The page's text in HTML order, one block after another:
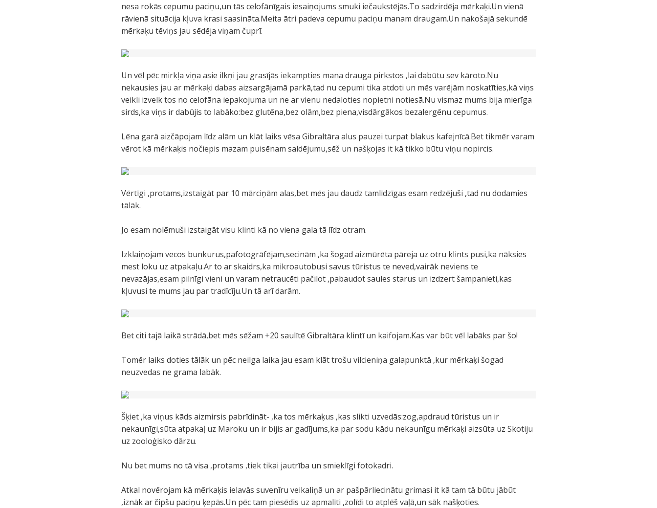
nesa rokās cepumu paciņu,un tās celofānīgais iesaiņojums smuki iečaukstējās.To sadzirdēja mērkaķi.Un vienā
rāvienā situācija kļuva krasi saasināta.Meita ātri padeva cepumu paciņu manam draugam.Un nakošajā sekundē
mērkaķu tēviņs jau sēdēja viņam čuprī.
Un vēl pēc mirkļa viņa asie ilkņi jau grasījās iekampties mana drauga pirkstos ,lai dabūtu sev kāroto.Nu
nekausies jau ar mērkaķi dabas aizsargājamā parkā,tad nu cepumi tika atdoti un mēs varējām noskatīties,kā viņs
veikli izvelk tos no celofāna iepakojuma un ne ar vienu nedaloties nopietni notiesā.Nu vismaz mums bija mierīga
sirds,ka viņs ir dabūjis to labāko:bez glutēna,bez olām,bez piena,visdārgākos bezalergēnu cepumus.
Lēna garā aizčāpojam līdz alām un klāt laiks vēsa Gibraltāra alus pauzei turpat blakus kafejnīcā.Bet tikmēr varam
vērot kā mērkaķis nočiepis mazam puisēnam saldējumu,sēž un našķojas it kā tikko būtu viņu nopircis.
Vērtīgi ,protams,izstaigāt par 10 mārciņām alas,bet mēs jau daudz tamlīdzīgas esam redzējuši ,tad nu dodamies
tālāk.
Jo esam nolēmuši izstaigāt visu klinti kā no viena gala tā līdz otram.
Izklaiņojam vecos bunkurus,pafotogrāfējam,secinām ,ka šogad aizmūrēta pāreja uz otru klints pusi,ka nāksies
mest loku uz atpakaļu.Ar to ar skaidrs,ka mikroautobusi savus tūristus te neved,vairāk neviens te
nevazājas,esam pilnīgi vieni un varam netraucēti pačilot ,pabaudot saules starus un izdzert šampanieti,kas
kļuvusi te mums jau par tradīcīju.Un tā arī darām.
Bet citi tajā laikā strādā,bet mēs sēžam +20 saulītē Gibraltāra klintī un kaifojam.Kas var būt vēl labāks par šo!
Tomēr laiks doties tālāk un pēc neilga laika jau esam klāt trošu vilcieniņa galapunktā ,kur mērkaķi šogad
neuzvedas ne grama labāk.
Šķiet ,ka viņus kāds aizmirsis pabrīdināt- ,ka tos mērkaķus ,kas slikti uzvedās:zog,apdraud tūristus un ir
nekaunīgi,sūta atpakaļ uz Maroku un ir bijis ar gadījums,ka par sodu kādu nekaunīgu mērkaķi aizsūta uz Skotiju
uz zooloģisko dārzu.
Nu bet mums no tā visa ,protams ,tiek tikai jautrība un smieklīgi fotokadri.
Atkal novērojam kā mērkaķis ielavās suvenīru veikaliņā un ar pašpārliecinātu grimasi it kā tam tā būtu jābūt
,iznāk ar čipšu paciņu ķepās.Un pēc tam piesēdis uz apmalīti ,zolīdi to atplēš vaļā,un sāk našķoties.